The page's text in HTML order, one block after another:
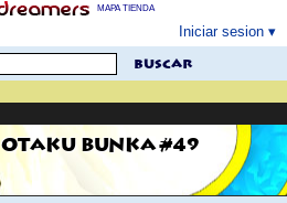
MAPA TIENDA
Iniciar sesion
buscar
OTAKU BUNKA #49